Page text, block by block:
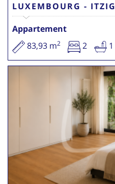
LUXEMBOURG - ITZIG
Appartement
83,93 m2 2 1